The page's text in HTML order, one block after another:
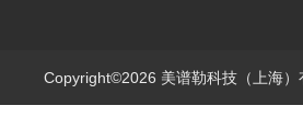
Copyright©2026 美谱勒科技（上海